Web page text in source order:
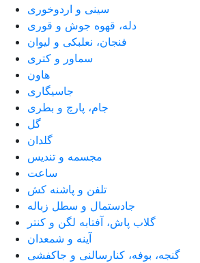
سینی و اردوخوری
دله، قهوه جوش و قوری
فنجان، نعلبکی و لیوان
سماور و کتری
هاون
جاسیگاری
جام، پارچ و بطری
گل
گلدان
مجسمه و تندیس
ساعت
تلفن و پاشنه کش
جادستمال و سطل زباله
گلاب پاش، آفتابه لگن و کنتر
آینه و شمعدان
گنجه، بوفه، کنارسالنی و جاکفشی